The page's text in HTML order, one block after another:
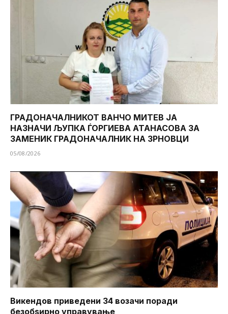
ГРАДОНАЧАЛНИКОТ ВАНЧО МИТЕВ ЈА
НАЗНАЧИ ЉУПКА ЃОРГИЕВА АТАНАСОВА ЗА
ЗАМЕНИК ГРАДОНАЧАЛНИК НА ЗРНОВЦИ
05/08/2026
Викендов приведени 34 возачи поради
безобѕирно управување